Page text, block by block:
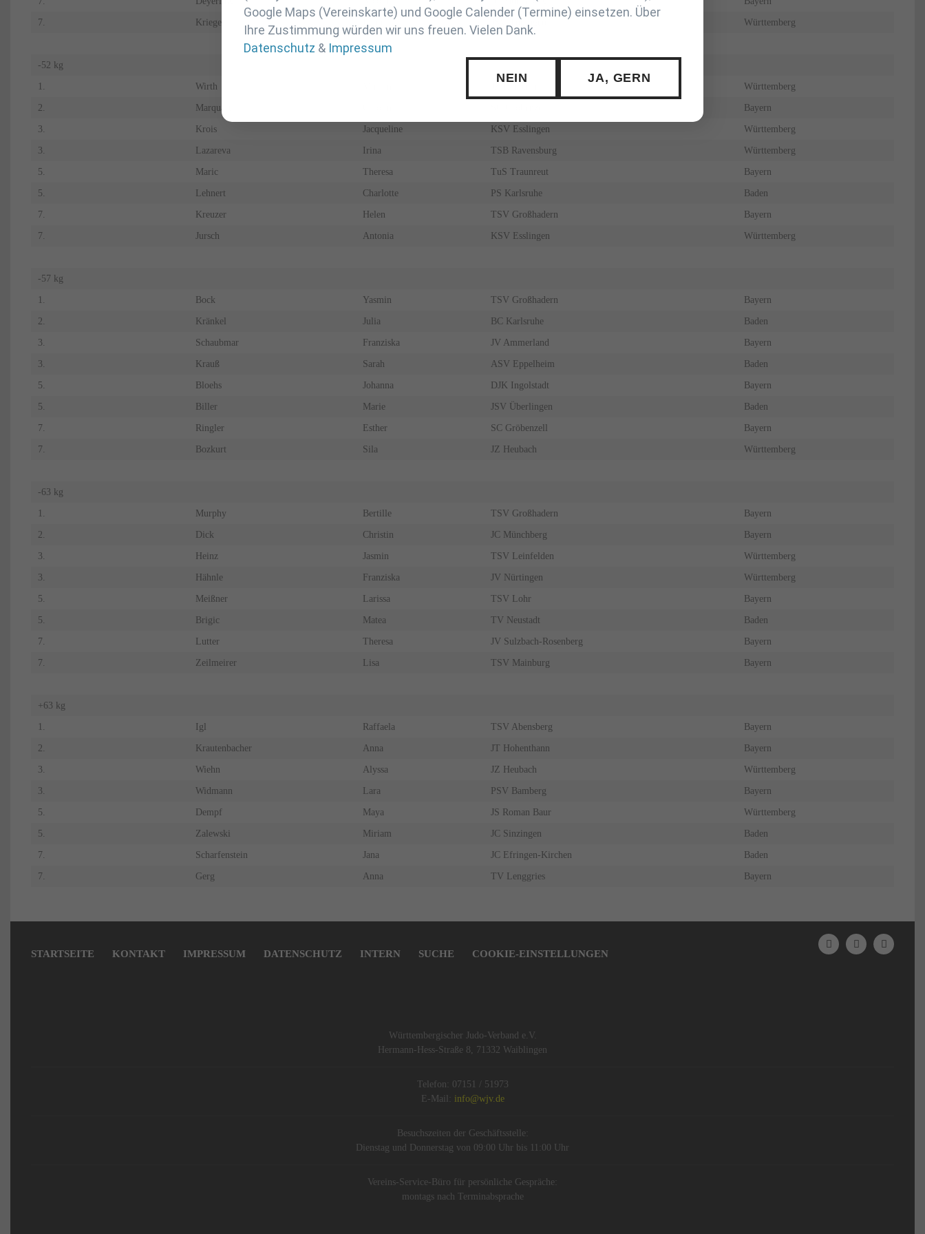
7. Krieger Leony JSV Tübingen Württemberg
-52 kg
1. Wirth Württemberg
2. Marquart Bayern
3. Krois Jacqueline KSV Esslingen Württemberg
3. Lazareva Irina TSB Ravensburg Württemberg
5. Maric Theresa TuS Traunreut Bayern
5. Lehnert Charlotte PS Karlsruhe Baden
7. Kreuzer Helen TSV Großhadern Bayern
7. Jursch Antonia KSV Esslingen Württemberg
-57 kg
1. Bock Yasmin TSV Großhadern Bayern
2. Kränkel Julia BC Karlsruhe Baden
3. Schaubmar Franziska JV Ammerland Bayern
3. Krauß Sarah ASV Eppelheim Baden
5. Bloehs Johanna DJK Ingolstadt Bayern
5. Biller Marie JSV Überlingen Baden
7. Ringler Esther SC Gröbenzell Bayern
7. Bozkurt Sila JZ Heubach Württemberg
-63 kg
1. Murphy Bertille TSV Großhadern Bayern
2. Dick Christin JC Münchberg Bayern
3. Heinz Jasmin TSV Leinfelden Württemberg
3. Hähnle Franziska JV Nürtingen Württemberg
5. Meißner Larissa TSV Lohr Bayern
5. Brigic Matea TV Neustadt Baden
7. Lutter Theresa JV Sulzbach-Rosenberg Bayern
7. Zeilmeirer Lisa TSV Mainburg Bayern
+63 kg
1. Igl Raffaela TSV Abensberg Bayern
2. Krautenbacher Anna JT Hohenthann Bayern
3. Wiehn Alyssa JZ Heubach Württemberg
3. Widmann Lara PSV Bamberg Bayern
5. Dempf Maya JS Roman Baur Württemberg
5. Zalewski Miriam JC Sinzingen Baden
7. Scharfenstein Jana JC Efringen-Kirchen Baden
7. Gerg Anna TV Lenggries Bayern
STARTSEITE KONTAKT IMPRESSUM DATENSCHUTZ INTERN SUCHE COOKIE-EINSTELLUNGEN
Württembergischer Judo-Verband e.V.
Hermann-Hess-Straße 8, 71332 Waiblingen
Telefon: 07151 / 51973
E-Mail: info@wjv.de
Besuchszeiten der Geschäftsstelle:
Dienstag und Donnerstag von 09:00 Uhr bis 11:00 Uhr
Vereins-Service-Büro für persönliche Gespräche:
montags nach Terminabsprache
Google Maps (Vereinskarte) und Google Calender (Termine) einsetzen. Über
Ihre Zustimmung würden wir uns freuen. Vielen Dank.
Datenschutz & Impressum
NEIN JA, GERN